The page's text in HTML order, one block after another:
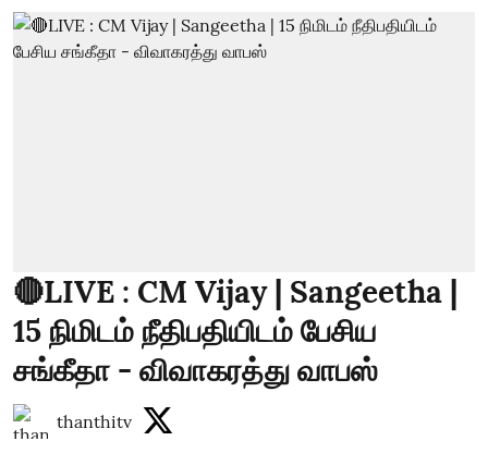
🔴LIVE : CM Vijay | Sangeetha |
15 நிமிடம் நீதிபதியிடம் பேசிய
சங்கீதா - விவாகரத்து வாபஸ்
thanthitv